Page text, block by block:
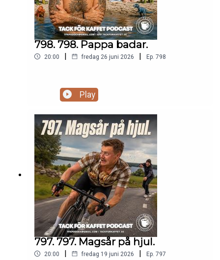
@Tfkjohannes
798. 798. Pappa badar.
20:00 | fredag 26 juni 2026 | Ep. 798
Play
797. 797. Magsår på hjul.
20:00 | fredag 19 juni 2026 | Ep. 797